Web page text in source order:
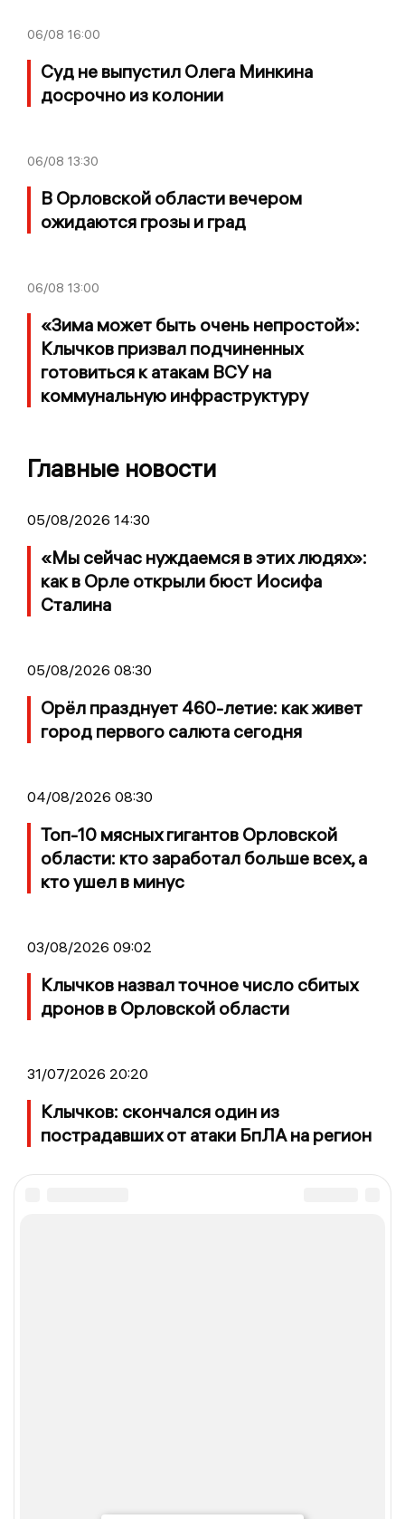
06/08 16:00
Суд не выпустил Олега Минкина
досрочно из колонии
06/08 13:30
В Орловской области вечером
ожидаются грозы и град
06/08 13:00
«Зима может быть очень непростой»:
Клычков призвал подчиненных
готовиться к атакам ВСУ на
коммунальную инфраструктуру
Главные новости
05/08/2026 14:30
«Мы сейчас нуждаемся в этих людях»:
как в Орле открыли бюст Иосифа
Сталина
05/08/2026 08:30
Орёл празднует 460-летие: как живет
город первого салюта сегодня
04/08/2026 08:30
Топ-10 мясных гигантов Орловской
области: кто заработал больше всех, а
кто ушел в минус
03/08/2026 09:02
Клычков назвал точное число сбитых
дронов в Орловской области
31/07/2026 20:20
Клычков: скончался один из
пострадавших от атаки БпЛА на регион